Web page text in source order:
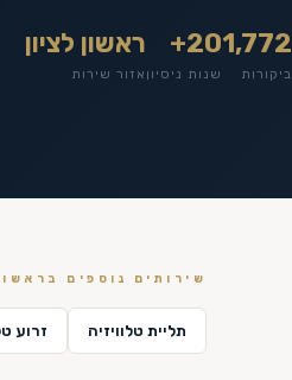
1,772
ביקורות
20+
שנות ניסיון
ראשון לציון
אזור שירות
שירותים נוספים ב
תליית טלוויזיה זרוע